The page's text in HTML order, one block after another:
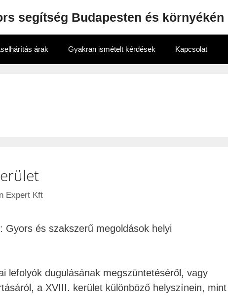
segítség Budapesten és környékén
árak Gyakran ismételt kérdések Kapcsolat
Expert Kft
és szakszerű megoldások helyi
lefolyók dugulásának megszüntetéséről, vagy
a XVIII. kerület különböző helyszínein, mint